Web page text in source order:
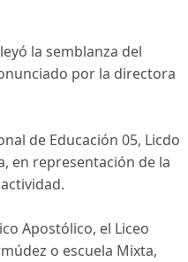
la semblanza del
por la directora
de Educación 05, Licdo
en representación de la
Apostólico, el Liceo
o escuela Mixta,